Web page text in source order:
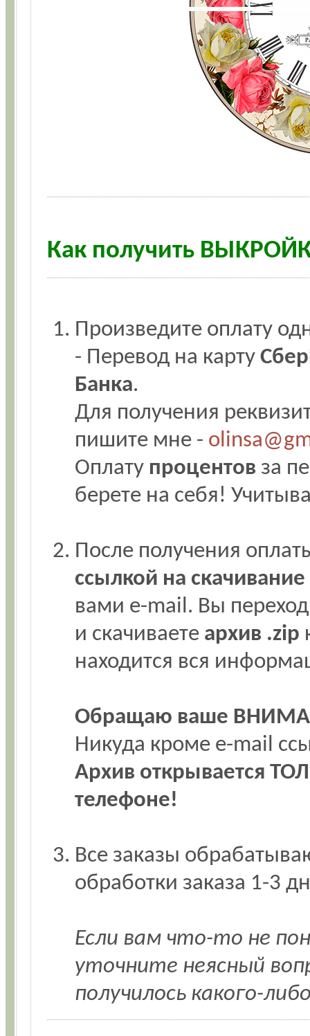
Как получить
Произведите оплату
- Перевод на карту
Банка.
Для получения
пишите мне -
Оплату процентов за
берете на себя!
После получения
ссылкой на
вами e-mail. Вы
и скачиваете архив .zip
находится вся
Обращаю ваше
Никуда кроме e-mail
Архив открывается
телефоне!
Все заказы
обработки заказа 1-3
Если вам что-то не
уточните неясный
получилось какого-